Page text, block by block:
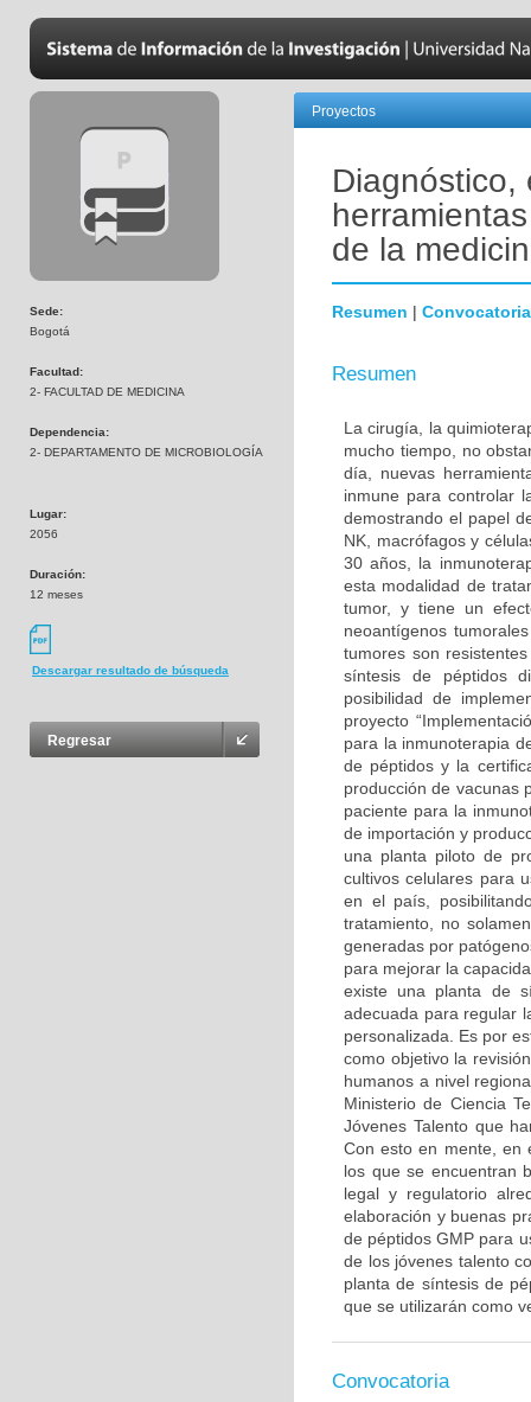
Sede:
Bogotá
Facultad:
2- FACULTAD DE MEDICINA
Dependencia:
2- DEPARTAMENTO DE MICROBIOLOGÍA
Lugar:
2056
Duración:
12 meses
Descargar resultado de búsqueda
Regresar
Proyectos
Diagnóstico,
de la
Resumen | Convocatoria
Resumen
La cirugía, la
mucho tiempo, no
día, nuevas
inmune para controlar
demostrando el papel
NK, macrófagos y
30 años, la
esta modalidad de
tumor, y tiene un
neoantígenos
tumores son
síntesis de péptidos
posibilidad de
proyecto
para la inmunoterapia
de péptidos y la
producción de vacunas
paciente para la
de importación y
una planta piloto de
cultivos celulares para
en el país,
tratamiento, no
generadas por
para mejorar la
existe una planta de
adecuada para regular
personalizada. Es por
como objetivo la
humanos a nivel
Ministerio de Ciencia
Jóvenes Talento que
Con esto en mente, en
los que se encuentran
legal y regulatorio
elaboración y buenas
de péptidos GMP para
de los jóvenes talento
planta de síntesis de
que se utilizarán como
Convocatoria